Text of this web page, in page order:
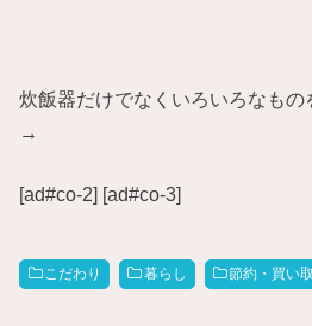
炊飯器だけでなくいろいろなもの
→
[ad#co-2] [ad#co-3]
こだわり 暮らし 節約・買い